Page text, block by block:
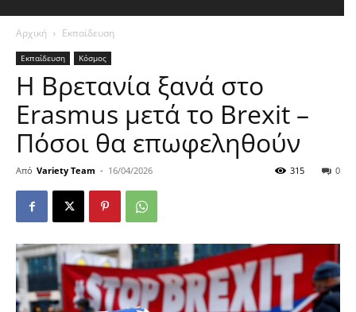
Αρχική Εκπαίδευση
Εκπαίδευση Κόσμος
Η Βρετανία ξανά στο
Erasmus μετά το Brexit –
Πόσοι θα επωφεληθούν
Από Variety Team - 16/04/2026 0
315